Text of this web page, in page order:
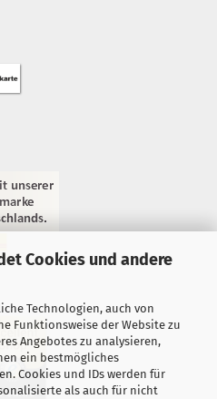
Cookies und andere
Technologien, auch von
Funktionsweise der Website zu
Angebotes zu analysieren,
ein bestmögliches
Cookies und IDs werden für
als auch für nicht